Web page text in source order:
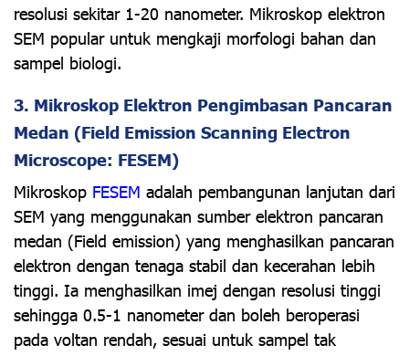
resolusi sekitar 1-20 nanometer. Mikroskop elektron
SEM popular untuk mengkaji morfologi bahan dan
sampel biologi.
3. Mikroskop Elektron Pengimbasan Pancaran
Medan (Field Emission Scanning Electron
Microscope: FESEM)
Mikroskop FESEM adalah pembangunan lanjutan dari
SEM yang menggunakan sumber elektron pancaran
medan (Field emission) yang menghasilkan pancaran
elektron dengan tenaga stabil dan kecerahan lebih
tinggi. Ia menghasilkan imej dengan resolusi tinggi
sehingga 0.5-1 nanometer dan boleh beroperasi
pada voltan rendah, sesuai untuk sampel tak